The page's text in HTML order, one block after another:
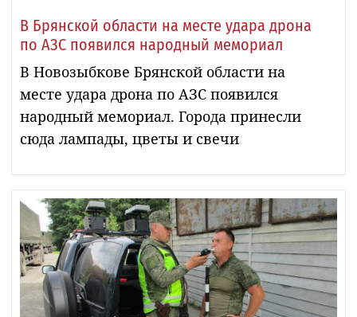
В Брянской области на месте удара дрона
по АЗС появился народный мемориал
В Новозыбкове Брянской области на
месте удара дрона по АЗС появился
народный мемориал. Города принесли
сюда лампады, цветы и свечи